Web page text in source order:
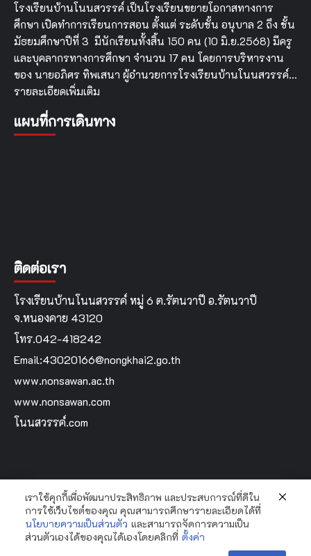
การ
ดำเนิน
งาน
ของ
สถาน
ศึกษา
ออนไลน์
(ITA
Online)
ประจำ
โรงเรียนบ้านโนนสวรรค์ เป็นโรงเรียนขยายโอกาสทางการ
ศึกษา เปิดทำการเรียนการสอน ตั้งแต่ ระดับชั้น อนุบาล 2 ถึง ชั้น
มัธยมศึกษาปีที่ 3 มีนักเรียนทั้งสิ้น 150 คน (10 มิ.ย.2568) มีครู
และบุคลากรทางการศึกษา จำนวน 17 คน โดยการบริหารงาน
ของ นายอภิศร ทิพเสนา ผู้อำนวยการโรงเรียนบ้านโนนสวรรค์…
รายละเอียดเพิ่มเติม
แผนที่การเดินทาง
ติดต่อเรา
โรงเรียนบ้านโนนสวรรค์ หมู่ 6 ต.รัตนวาปี อ.รัตนวาปี
จ.หนองคาย 43120
โทร.042-418242
Email:43020166@nongkhai2.go.th
www.nonsawan.ac.th
www.nonsawan.com
โนนสวรรค์.com
Home
Copyright Bannonsawan School By...Krooyingyai © All
เราใช้คุกกี้เพื่อพัฒนาประสิทธิภาพ และประสบการณ์ที่ดีใน
การใช้เว็บไซต์ของคุณ คุณสามารถศึกษารายละเอียดได้ที่
นโยบายความเป็นส่วนตัว และสามารถจัดการความเป็น
ส่วนตัวเองได้ของคุณได้เองโดยคลิกที่ ตั้งค่า